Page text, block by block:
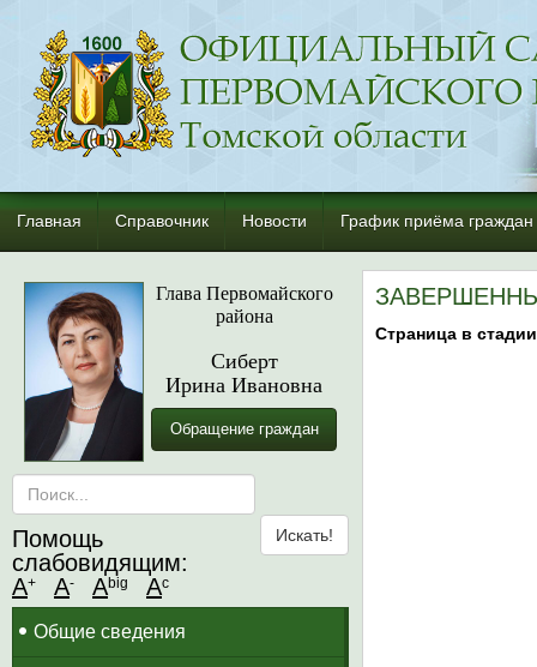
Главная Справочник Новости График приёма граждан
Глава Первомайского
района
Сиберт
Ирина Ивановна
Обращение граждан
Помощь
слабовидящим:
A+ A- Abig Ac
Общие сведения
Страница в